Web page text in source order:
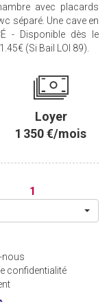
avec placards
séparé. Une cave en
- Disponible dès le
(Si Bail LOI 89).
Loyer
1 350 €/mois
1
nous
confidentialité